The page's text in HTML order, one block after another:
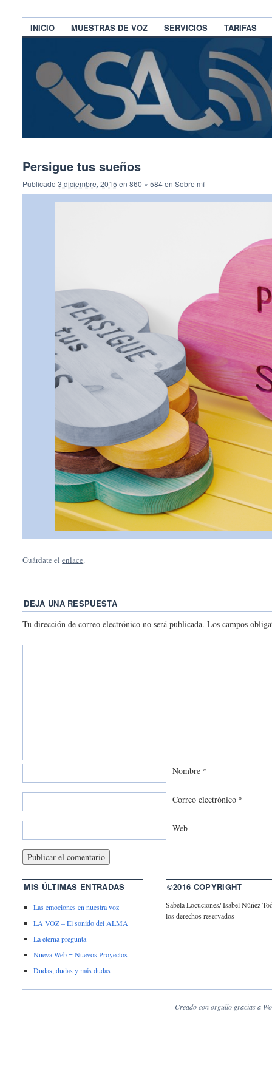
INICIO MUESTRAS DE VOZ SERVICIOS TARIFAS
Persigue tus sueños
Publicado3 diciembre, 2015 en860 × 584enSobre mí
Guárdate elenlace.
DEJA UNA RESPUESTA
Tu dirección de correo electrónico no será publicada. Los campos
Nombre *
Correo electrónico *
Web
MIS ÚLTIMAS ENTRADAS
Las emociones en nuestra voz
LA VOZ – El sonido del ALMA
La eterna pregunta
Nueva Web = Nuevos Proyectos
Dudas, dudas y más dudas
©2016 COPYRIGHT
Sabela Locuciones/ Isabel Núñez
los derechos reservados
Creado con orgullo gracias a